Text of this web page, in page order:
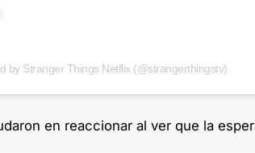
by Stranger Things Netflix (@strangerthingstv)
en reaccionar al ver que la